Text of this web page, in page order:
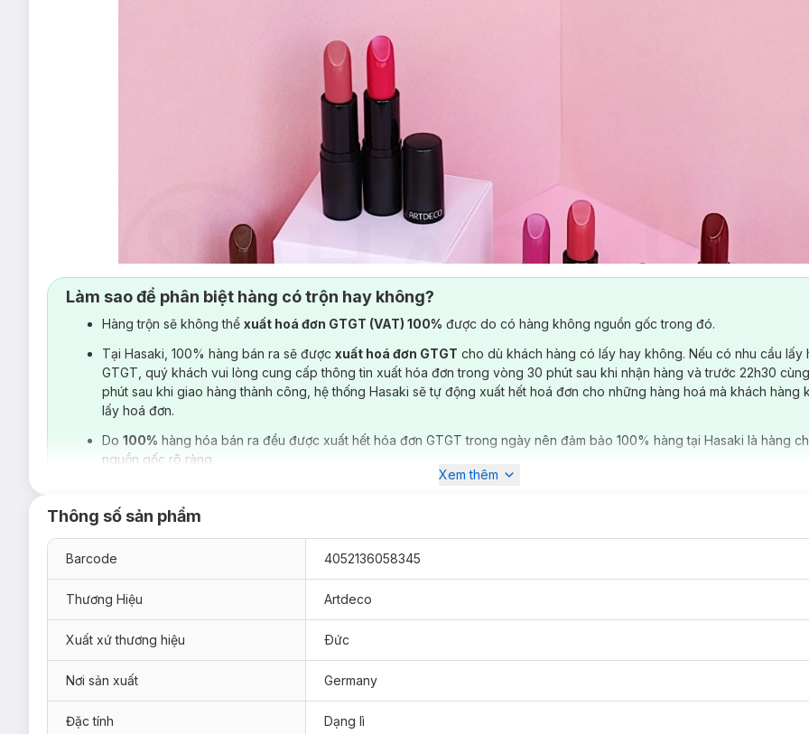
116 Poppy Red
Làm sao để phân biệt hàng có trộn hay không?
Hàng trộn sẽ không thể xuất hoá đơn GTGT (VAT) 100% được do có hàng không nguồn gốc trong đó.
Tại Hasaki, 100% hàng bán ra sẽ được xuất hoá đơn GTGT cho dù khách hàng có lấy hay không. Nếu có nhu cầu lấy
GTGT, quý khách vui lòng cung cấp thông tin xuất hóa đơn trong vòng 30 phút sau khi nhận hàng và trước 22h30
phút sau khi giao hàng thành công, hệ thống Hasaki sẽ tự động xuất hết hoá đơn cho những hàng hoá mà khách hàng
lấy hoá đơn.
Do 100% hàng hóa bán ra đều được xuất hết hóa đơn GTGT trong ngày nên đảm bảo 100% hàng tại Hasaki là hàng
nguồn gốc rõ ràng.
Xem thêm
Thông số sản phẩm
Barcode 4052136058345
Thương Hiệu Artdeco
Xuất xứ thương hiệu Ðức
Nơi sản xuất Germany
Đặc tính Dạng lì